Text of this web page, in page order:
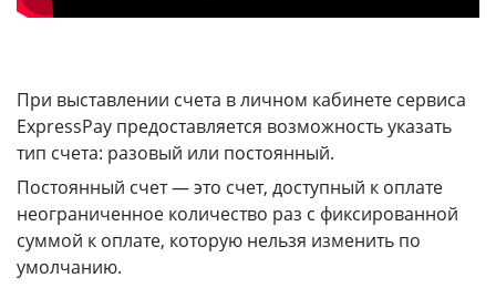
При выставлении счета в личном кабинете сервиса
ExpressPay предоставляется возможность указать
тип счета: разовый или постоянный.
Постоянный счет — это счет, доступный к оплате
неограниченное количество раз с фиксированной
суммой к оплате, которую нельзя изменить по
умолчанию.